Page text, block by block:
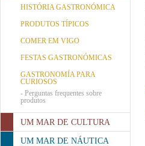
HISTÓRIA GASTRONÓMICA
PRODUTOS TÍPICOS
COMER EM VIGO
FESTAS GASTRONÓMICAS
GASTRONOMÍA PARA
CURIOSOS
- Perguntas frequentes sobre
produtos
UM MAR DE CULTURA
UM MAR DE NÁUTICA